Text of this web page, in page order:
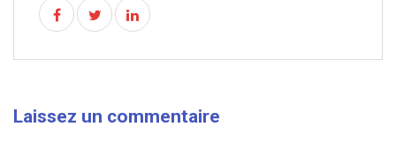
Laissez un commentaire